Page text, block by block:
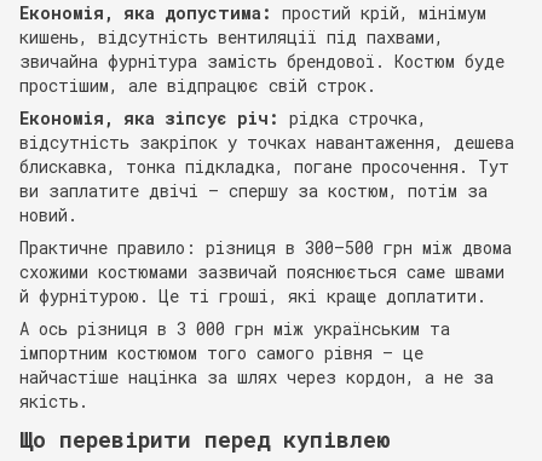
Економія, яка допустима: простий крій, мінімум
кишень, відсутність вентиляції під пахвами,
звичайна фурнітура замість брендової. Костюм буде
простішим, але відпрацює свій строк.
Економія, яка зіпсує річ: рідка строчка,
відсутність закріпок у точках навантаження, дешева
блискавка, тонка підкладка, погане просочення. Тут
ви заплатите двічі — спершу за костюм, потім за
новий.
Практичне правило: різниця в 300–500 грн між двома
схожими костюмами зазвичай пояснюється саме швами
й фурнітурою. Це ті гроші, які краще доплатити.
А ось різниця в 3 000 грн між українським та
імпортним костюмом того самого рівня — це
найчастіше націнка за шлях через кордон, а не за
якість.
Що перевірити перед купівлею